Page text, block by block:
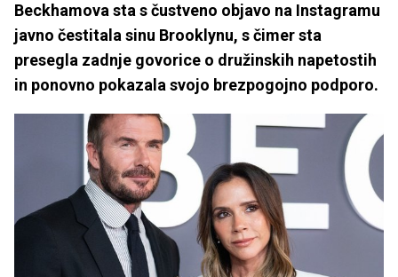
Beckhamova sta s čustveno objavo na Instagramu
javno čestitala sinu Brooklynu, s čimer sta
presegla zadnje govorice o družinskih napetostih
in ponovno pokazala svojo brezpogojno podporo.